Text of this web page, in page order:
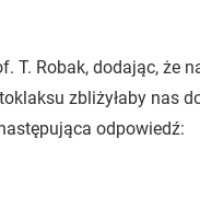
T. Robak, dodając, że
zbliżyłaby nas
odpowiedź: